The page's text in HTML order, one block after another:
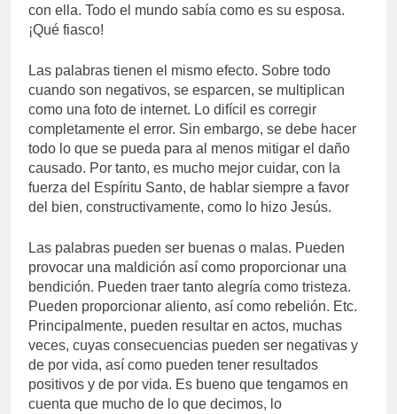
con ella. Todo el mundo sabía como es su esposa.
¡Qué fiasco!
Las palabras tienen el mismo efecto. Sobre todo
cuando son negativos, se esparcen, se multiplican
como una foto de internet. Lo difícil es corregir
completamente el error. Sin embargo, se debe hacer
todo lo que se pueda para al menos mitigar el daño
causado. Por tanto, es mucho mejor cuidar, con la
fuerza del Espíritu Santo, de hablar siempre a favor
del bien, constructivamente, como lo hizo Jesús.
Las palabras pueden ser buenas o malas. Pueden
provocar una maldición así como proporcionar una
bendición. Pueden traer tanto alegría como tristeza.
Pueden proporcionar aliento, así como rebelión. Etc.
Principalmente, pueden resultar en actos, muchas
veces, cuyas consecuencias pueden ser negativas y
de por vida, así como pueden tener resultados
positivos y de por vida. Es bueno que tengamos en
cuenta que mucho de lo que decimos, lo